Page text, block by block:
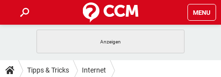
MENU
ANDROID
TIPPS & TRICKS
Tipps & Tricks Internet